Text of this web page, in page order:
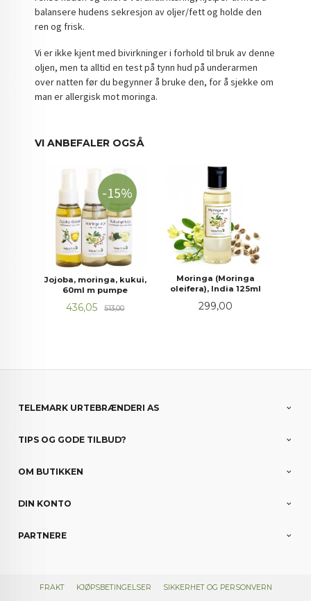
balansere hudens sekresjon av oljer/fett og holde den
ren og frisk.
Vi er ikke kjent med bivirkninger i forhold til bruk av denne
oljen, men ta alltid en test på tynn hud på underarmen
over natten før du begynner å bruke den, for å sjekke om
man er allergisk mot moringa.
VI ANBEFALER OGSÅ
Jojoba, moringa, kukui,
60ml m pumpe
Tilbud
436,05 513,00Rabatt
-15%
Moringa (Moringa
oleifera), India 125ml
Pris
299,00
TELEMARK URTEBRÆNDERI AS
TIPS OG GODE TILBUD?
OM BUTIKKEN
DIN KONTO
PARTNERE
FRAKT KJØPSBETINGELSER SIKKERHET OG PERSONVERN